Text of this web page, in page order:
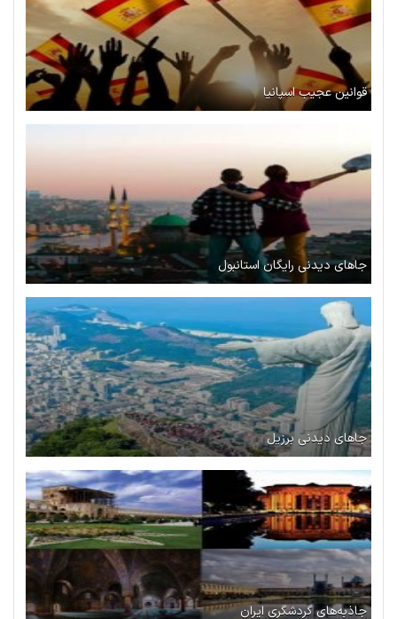
قوانین عجیب اسپانیا
جاهای دیدنی رایگان استانبول
جاهای دیدنی برزیل
جاذبه‌های گردشگری ایران